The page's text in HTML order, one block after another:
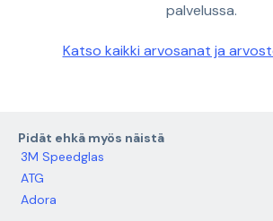
palvelussa.
Katso kaikki arvosanat ja
Pidät ehkä myös näistä
3M Speedglas
ATG
Adora